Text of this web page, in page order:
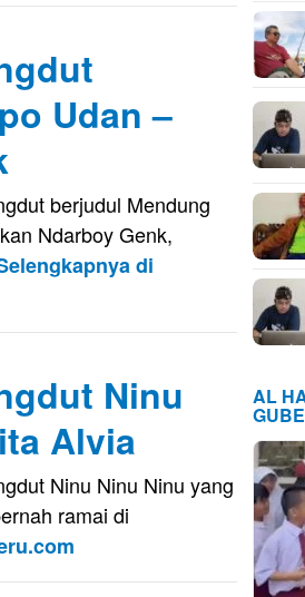
Udan –
berjudul Mendung
Ndarboy Genk,
di
Ninu
Alvia
Ninu Ninu Ninu yang
ramai di
AL